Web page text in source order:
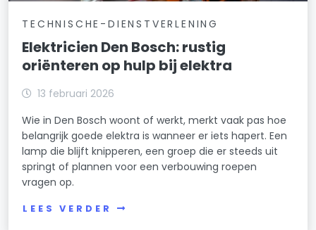
TECHNISCHE-DIENSTVERLENING
Elektricien Den Bosch: rustig
oriënteren op hulp bij elektra
13 februari 2026
Wie in Den Bosch woont of werkt, merkt vaak pas hoe
belangrijk goede elektra is wanneer er iets hapert. Een
lamp die blijft knipperen, een groep die er steeds uit
springt of plannen voor een verbouwing roepen
vragen op.
LEES VERDER